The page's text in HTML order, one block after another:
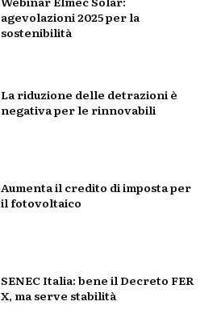
agevolazioni 2025 per la
sostenibilità
La riduzione delle detrazioni è
negativa per le rinnovabili
Aumenta il credito di imposta per
il fotovoltaico
SENEC Italia: bene il Decreto FER
X, ma serve stabilità